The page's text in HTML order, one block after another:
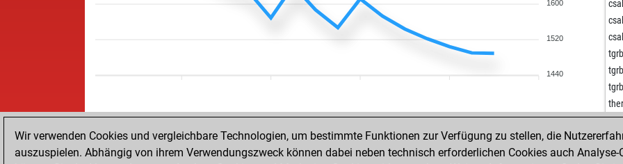
1600
1520
1440
Wir verwenden Cookies und vergleichbare Technologien, um bestimmte Funktionen zur Verfügung zu stellen, die
auszuspielen. Abhängig von ihrem Verwendungszweck können dabei neben technisch erforderlichen Cookies auch